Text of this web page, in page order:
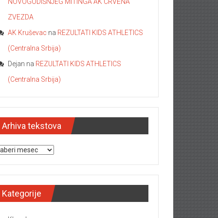
NOVOGODIŠNJEG MITINGA AK CRVENA
ZVEZDA
AK Kruševac na REZULTATI KIDS ATHLETICS
(Centralna Srbija)
Dejan na REZULTATI KIDS ATHLETICS
(Centralna Srbija)
Arhiva tekstova
tekstova
Kategorije